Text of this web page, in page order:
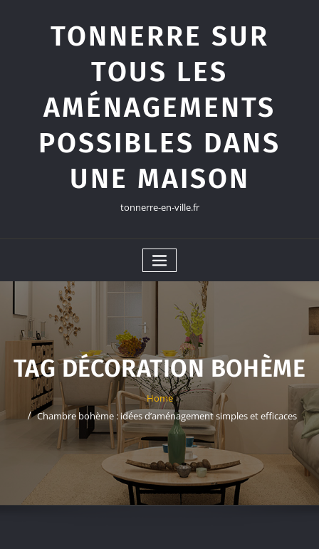
TONNERRE SUR
TOUS LES
AMÉNAGEMENTS
POSSIBLES DANS
UNE MAISON
tonnerre-en-ville.fr
TAG DÉCORATION BOHÈME
Home
Chambre bohème : idées d’aménagement simples et efficaces